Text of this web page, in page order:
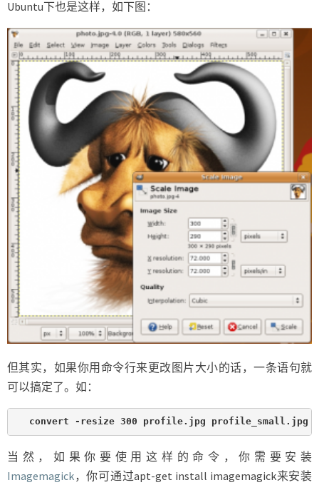
Ubuntu下也是这样，如下图：
但其实，如果你用命令行来更改图片大小的话，一条语句就
可以搞定了。如：
convert -resize 300 profile.jpg profile_small.jpg
当然，如果你要使用这样的命令，你需要安装
Imagemagick，你可通过apt-get install imagemagick来安装